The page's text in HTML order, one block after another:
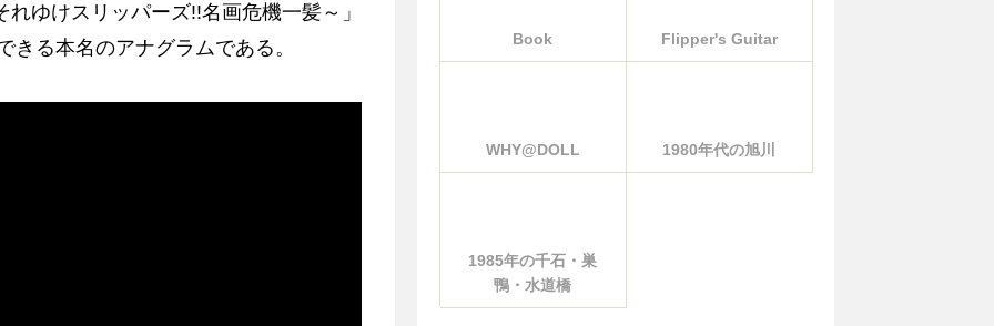
ゆけスリッパーズ!!名画危機一髪～」
る本名のアナグラムである。
Book Flipper's Guitar
WHY@DOLL 1980年代の旭川
1985年の千石・巣
鴨・水道橋